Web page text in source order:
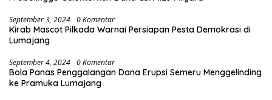
September 3, 2024 0 Komentar
Kirab Mascot Pilkada Warnai Persiapan Pesta Demokrasi di
Lumajang
September 4, 2024 0 Komentar
Bola Panas Penggalangan Dana Erupsi Semeru Menggelinding
ke Pramuka Lumajang